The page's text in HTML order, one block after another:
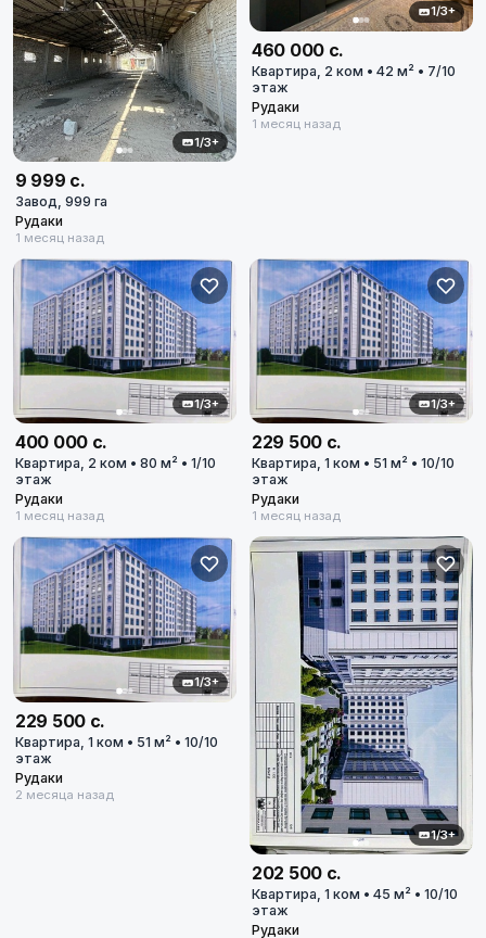
1/3+
9 999 с.
Завод, 999 га
Рудаки
1 месяц назад
1/3+
460 000 с.
Квартира, 2 ком • 42 м² • 7/10
этаж
Рудаки
1 месяц назад
1/3+
400 000 с.
Квартира, 2 ком • 80 м² • 1/10
этаж
Рудаки
1 месяц назад
1/3+
229 500 с.
Квартира, 1 ком • 51 м² • 10/10
этаж
Рудаки
1 месяц назад
1/3+
229 500 с.
Квартира, 1 ком • 51 м² • 10/10
этаж
Рудаки
2 месяца назад
1/3+
202 500 с.
Квартира, 1 ком • 45 м² • 10/10
этаж
Рудаки